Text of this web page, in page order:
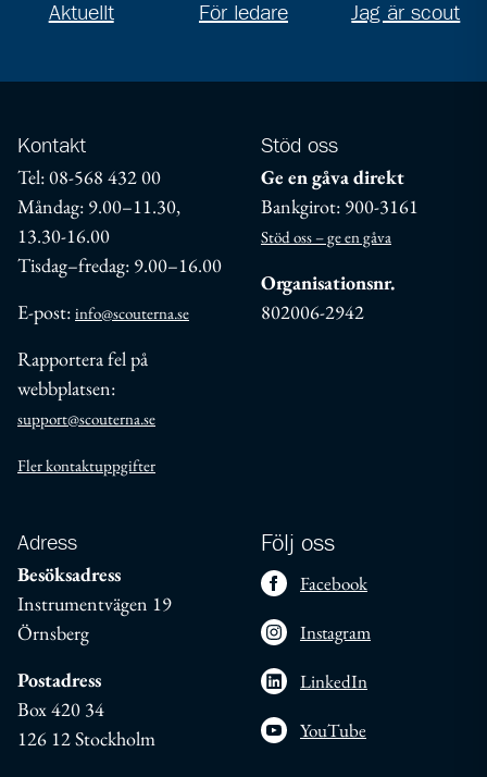
Aktuellt För ledare Jag är scout
Kontakt
Tel: 08-568 432 00
Måndag: 9.00–11.30,
13.30-16.00
Tisdag–fredag: 9.00–16.00
E-post: info@scouterna.se
Rapportera fel på
webbplatsen:
support@scouterna.se
Fler kontaktuppgifter
Stöd oss
Ge en gåva direkt
Bankgirot: 900-3161
Stöd oss – ge en gåva
Organisationsnr.
802006-2942
Adress
Besöksadress
Instrumentvägen 19
Örnsberg
Postadress
Box 420 34
126 12 Stockholm
Följ oss
Facebook
Instagram
LinkedIn
YouTube